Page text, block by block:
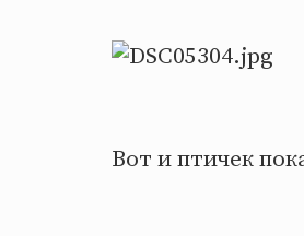
Вот и птичек